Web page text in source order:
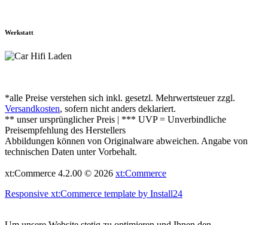
Werkstatt
*alle Preise verstehen sich inkl. gesetzl. Mehrwertsteuer zzgl.
Versandkosten, sofern nicht anders deklariert.
** unser ursprünglicher Preis | *** UVP = Unverbindliche
Preisempfehlung des Herstellers
Abbildungen können von Originalware abweichen. Angabe von
technischen Daten unter Vorbehalt.
xt:Commerce 4.2.00 © 2026 xt:Commerce
Responsive xt:Commerce template by Install24